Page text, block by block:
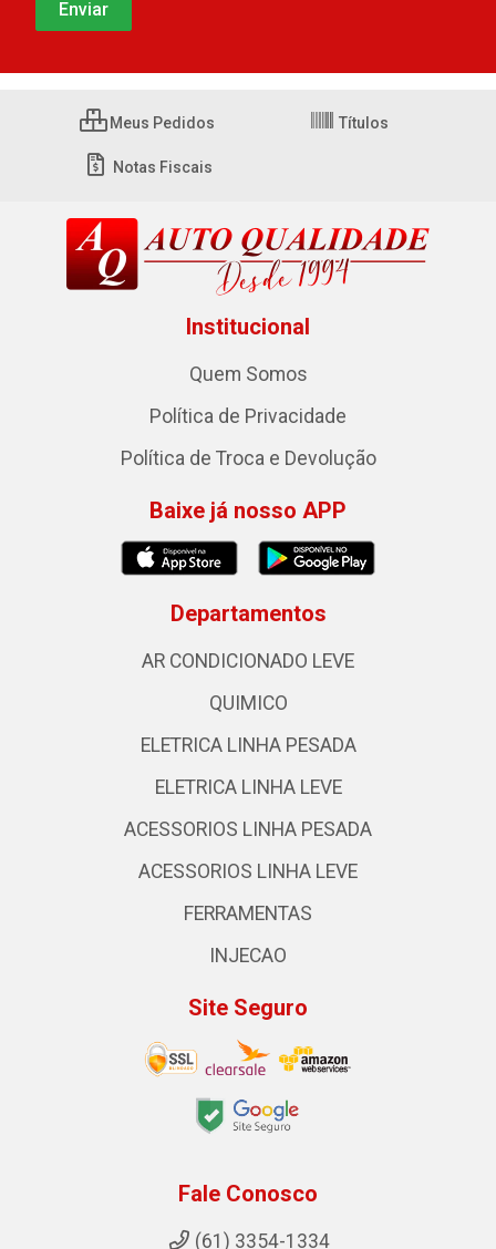
Meus Pedidos Títulos
Notas Fiscais
Institucional
Quem Somos
Política de Privacidade
Política de Troca e Devolução
Baixe já nosso APP
Departamentos
AR CONDICIONADO LEVE
QUIMICO
ELETRICA LINHA PESADA
ELETRICA LINHA LEVE
ACESSORIOS LINHA PESADA
ACESSORIOS LINHA LEVE
FERRAMENTAS
INJECAO
Site Seguro
Fale Conosco
(61) 3354-1334